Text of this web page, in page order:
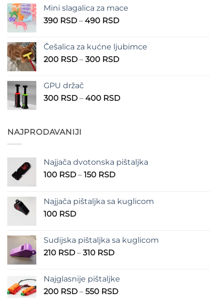
1.250 RSD
Mini slagalica za mace
390 RSD – 490 RSDRaspon
390 RSD
do
Češalica za kućne ljubimce
200 RSD – 300 RSDRaspon
do
GPU držač
300 RSD – 400 RSDRaspon
NAJPRODAVANIJI
Najjača dvotonska pištaljka
100 RSD – 150 RSDRaspon
100 RSD
Najjača pištaljka sa kuglicom
100 RSD
Sudijska pištaljka sa kuglicom
210 RSD – 310 RSDRaspon
210 RSD
do
Najglasnije pištaljke
200 RSD – 550 RSDRaspon